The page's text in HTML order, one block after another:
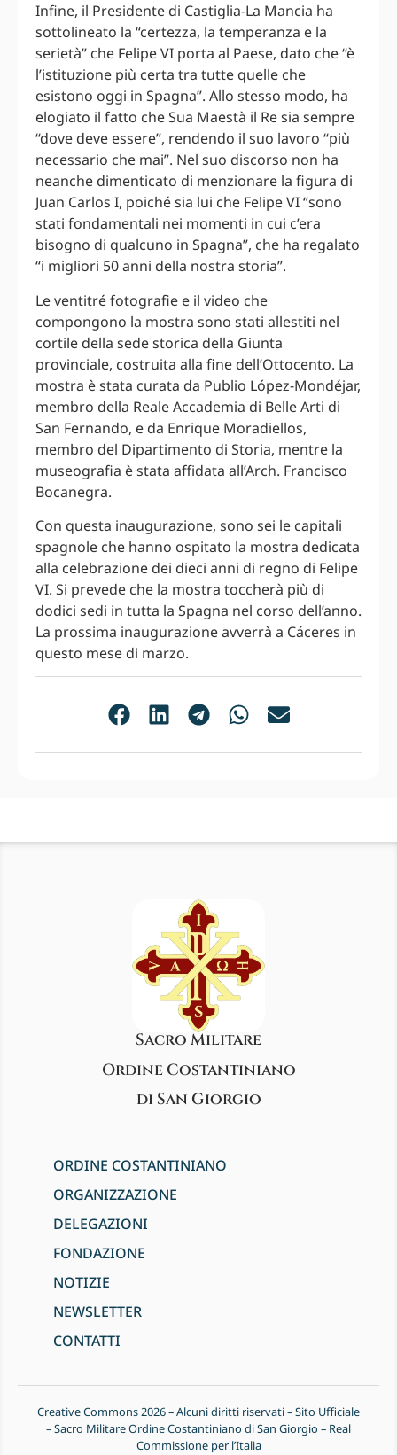
Infine, il Presidente di Castiglia-La Mancia ha
sottolineato la “certezza, la temperanza e la
serietà” che Felipe VI porta al Paese, dato che “è
l’istituzione più certa tra tutte quelle che
esistono oggi in Spagna”. Allo stesso modo, ha
elogiato il fatto che Sua Maestà il Re sia sempre
“dove deve essere”, rendendo il suo lavoro “più
necessario che mai”. Nel suo discorso non ha
neanche dimenticato di menzionare la figura di
Juan Carlos I, poiché sia lui che Felipe VI “sono
stati fondamentali nei momenti in cui c’era
bisogno di qualcuno in Spagna”, che ha regalato
“i migliori 50 anni della nostra storia”.
Le ventitré fotografie e il video che
compongono la mostra sono stati allestiti nel
cortile della sede storica della Giunta
provinciale, costruita alla fine dell’Ottocento. La
mostra è stata curata da Publio López-Mondéjar,
membro della Reale Accademia di Belle Arti di
San Fernando, e da Enrique Moradiellos,
membro del Dipartimento di Storia, mentre la
museografia è stata affidata all’Arch. Francisco
Bocanegra.
Con questa inaugurazione, sono sei le capitali
spagnole che hanno ospitato la mostra dedicata
alla celebrazione dei dieci anni di regno di Felipe
VI. Si prevede che la mostra toccherà più di
dodici sedi in tutta la Spagna nel corso dell’anno.
La prossima inaugurazione avverrà a Cáceres in
questo mese di marzo.
Sacro Militare
Ordine Costantiniano
di San Giorgio
ORDINE COSTANTINIANO
ORGANIZZAZIONE
DELEGAZIONI
FONDAZIONE
NOTIZIE
NEWSLETTER
CONTATTI
Creative Commons 2026 – Alcuni diritti riservati – Sito Ufficiale
– Sacro Militare Ordine Costantiniano di San Giorgio – Real
Commissione per l’Italia